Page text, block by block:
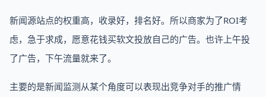
新闻源站点的权重高，收录好，排名好。所以商家为了ROI考
虑，急于求成，愿意花钱买软文投放自己的广告。也许上午投
了广告，下午流量就来了。
主要的是新闻监测从某个角度可以表现出竞争对手的推广情